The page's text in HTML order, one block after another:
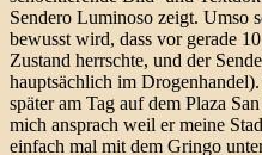
Sendero Luminoso zeigt. Umso
bewusst wird, dass vor gerade
Zustand herrschte, und der
hauptsächlich im
später am Tag auf dem Plaza
mich ansprach weil er meine
einfach mal mit dem Gringo